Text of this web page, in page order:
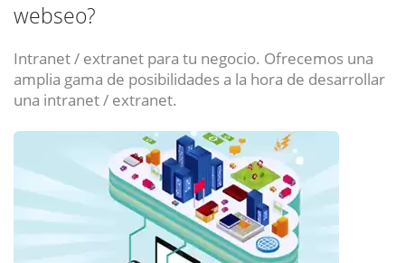
webseo?
Intranet / extranet para tu negocio. Ofrecemos una
amplia gama de posibilidades a la hora de desarrollar
una intranet / extranet.